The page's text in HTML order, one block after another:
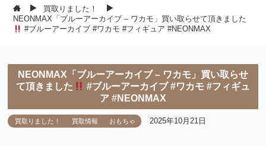
買取りました！
NEONMAX「ブルーアーカイブ – ワカモ」買い取らせて頂きました
#ブルーアーカイブ #ワカモ #フィギュア #NEONMAX
NEONMAX「ブルーアーカイブ – ワカモ」買い取らせ
て頂きました
#ブルーアーカイブ #ワカモ #フィギュ
ア #NEONMAX
買取りました！ 買取情報 おもちゃ 2025年10月21日